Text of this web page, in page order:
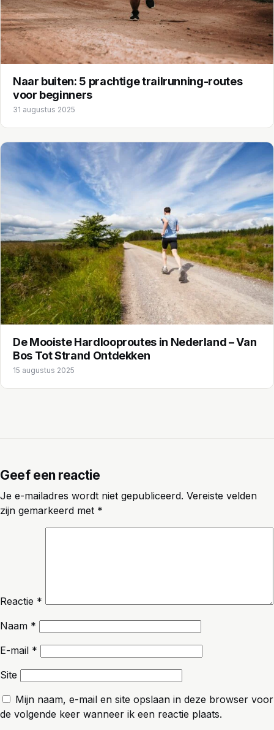
Naar buiten: 5 prachtige trailrunning-routes
voor beginners
31 augustus 2025
De Mooiste Hardlooproutes in Nederland – Van
Bos Tot Strand Ontdekken
15 augustus 2025
Geef een reactie
Je e-mailadres wordt niet gepubliceerd. Vereiste velden
zijn gemarkeerd met *
Reactie *
Naam *
E-mail *
Site
Mijn naam, e-mail en site opslaan in deze browser voor
de volgende keer wanneer ik een reactie plaats.